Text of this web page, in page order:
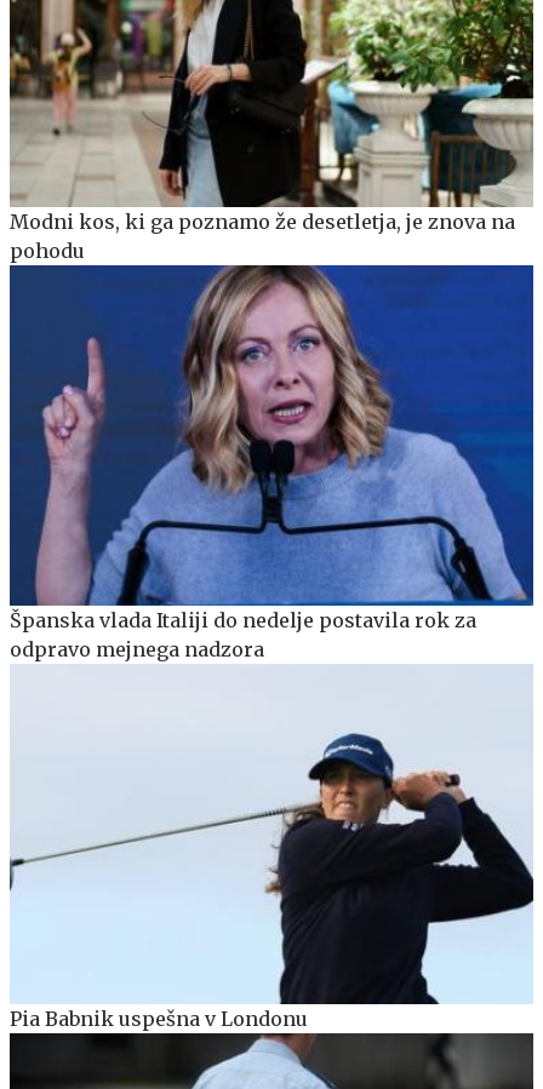
Modni kos, ki ga poznamo že desetletja, je znova na
pohodu
Španska vlada Italiji do nedelje postavila rok za
odpravo mejnega nadzora
Pia Babnik uspešna v Londonu